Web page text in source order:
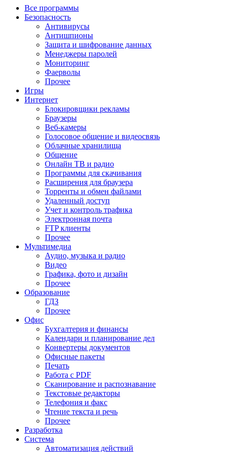
Все программы
Безопасность
Антивирусы
Антишпионы
Защита и шифрование данных
Менеджеры паролей
Мониторинг
Фаерволы
Прочее
Игры
Интернет
Блокировщики рекламы
Браузеры
Веб-камеры
Голосовое общение и видеосвязь
Облачные хранилища
Общение
Онлайн ТВ и радио
Программы для скачивания
Расширения для браузера
Торренты и обмен файлами
Удаленный доступ
Учет и контроль трафика
Электронная почта
FTP клиенты
Прочее
Мультимедиа
Аудио, музыка и радио
Видео
Графика, фото и дизайн
Прочее
Образование
ГДЗ
Прочее
Офис
Бухгалтерия и финансы
Календари и планирование дел
Конвертеры документов
Офисные пакеты
Печать
Работа с PDF
Сканирование и распознавание
Текстовые редакторы
Телефония и факс
Чтение текста и речь
Прочее
Разработка
Система
Автоматизация действий